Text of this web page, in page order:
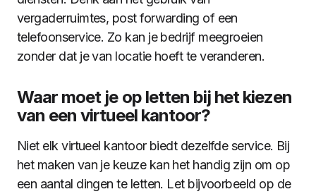
vergaderruimtes, post forwarding of een
telefoonservice. Zo kan je bedrijf meegroeien
zonder dat je van locatie hoeft te veranderen.
Waar moet je op letten bij het kiezen
van een virtueel kantoor?
Niet elk virtueel kantoor biedt dezelfde service. Bij
het maken van je keuze kan het handig zijn om op
een aantal dingen te letten. Let bijvoorbeeld op de